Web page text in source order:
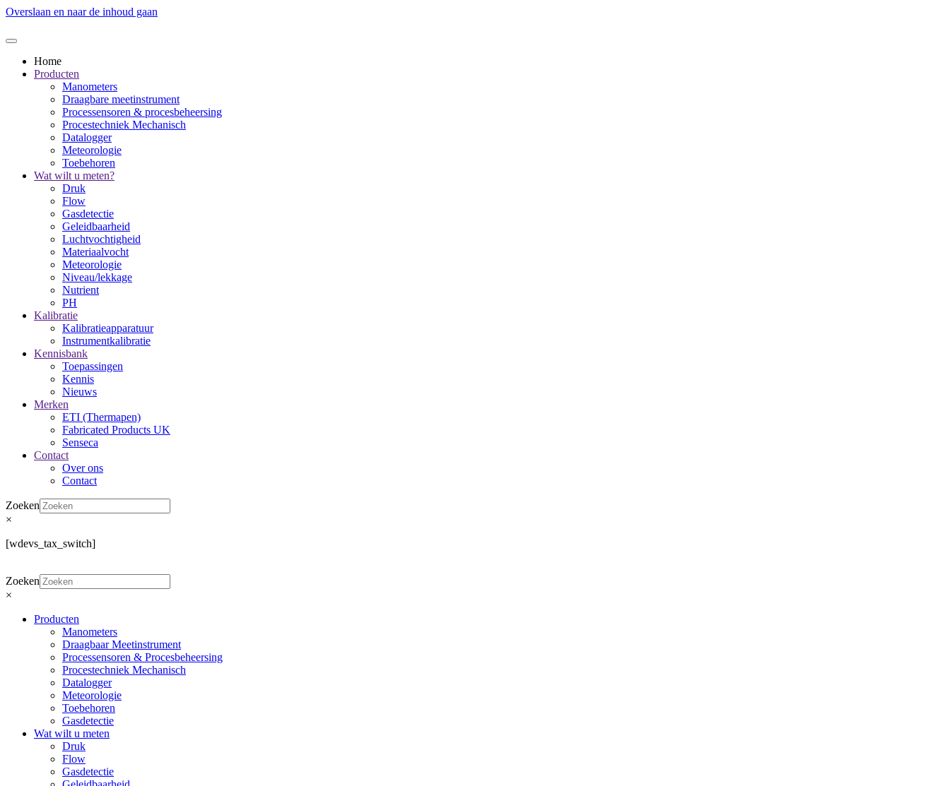
Overslaan en naar de inhoud gaan
Home
Producten
Manometers
Draagbare meetinstrument
Processensoren & procesbeheersing
Procestechniek Mechanisch
Datalogger
Meteorologie
Toebehoren
Wat wilt u meten?
Druk
Flow
Gasdetectie
Geleidbaarheid
Luchtvochtigheid
Materiaalvocht
Meteorologie
Niveau/lekkage
Nutrient
PH
Kalibratie
Kalibratieapparatuur
Instrumentkalibratie
Kennisbank
Toepassingen
Kennis
Nieuws
Merken
ETI (Thermapen)
Fabricated Products UK
Senseca
Contact
Over ons
Contact
Zoeken
×
[wdevs_tax_switch]
Zoeken
×
Producten
Manometers
Draagbaar Meetinstrument
Processensoren & Procesbeheersing
Procestechniek Mechanisch
Datalogger
Meteorologie
Toebehoren
Gasdetectie
Wat wilt u meten
Druk
Flow
Gasdetectie